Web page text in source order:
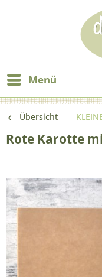
Menü
Übersicht
Rote Karotte